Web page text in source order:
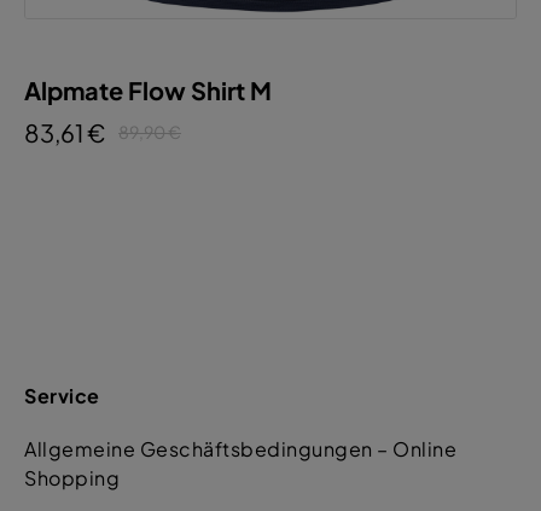
Alpmate Flow Shirt M
83,61 €
89,90 €
Service
Allgemeine Geschäftsbedingungen – Online
Shopping